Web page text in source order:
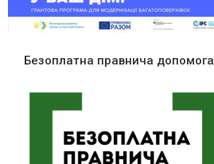
Безоплатна правнича допомога